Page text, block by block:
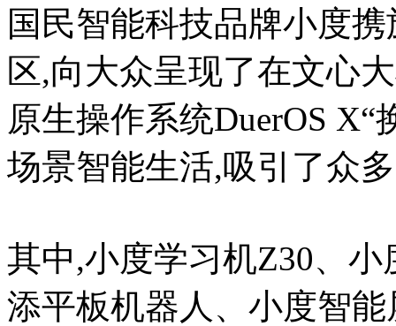
国民智能科技品牌小度
区,向大众呈现了在文心
原生操作系统DuerOS
场景智能生活,吸引了众
其中,小度学习机Z30、
添平板机器人、小度智